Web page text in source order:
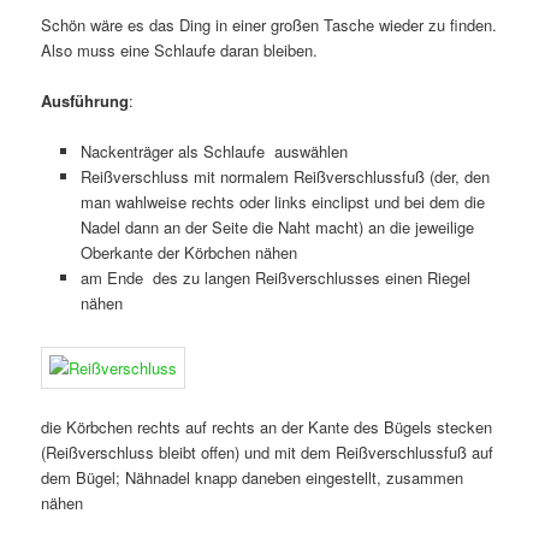
Schön wäre es das Ding in einer großen Tasche wieder zu finden.
Also muss eine Schlaufe daran bleiben.
Ausführung:
Nackenträger als Schlaufe auswählen
Reißverschluss mit normalem Reißverschlussfuß (der, den
man wahlweise rechts oder links einclipst und bei dem die
Nadel dann an der Seite die Naht macht) an die jeweilige
Oberkante der Körbchen nähen
am Ende des zu langen Reißverschlusses einen Riegel
nähen
die Körbchen rechts auf rechts an der Kante des Bügels stecken
(Reißverschluss bleibt offen) und mit dem Reißverschlussfuß auf
dem Bügel; Nähnadel knapp daneben eingestellt, zusammen
nähen